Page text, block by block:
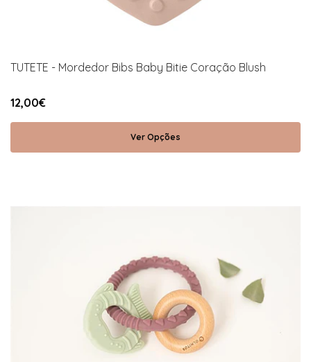
TUTETE - Mordedor Bibs Baby Bitie Coração Blush
12,00€
Ver Opções